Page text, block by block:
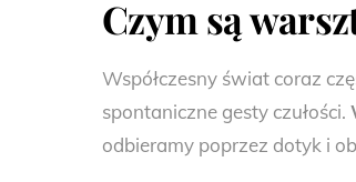
Czym są
Współczesny świat coraz
spontaniczne gesty czułości.
odbieramy poprzez dotyk i